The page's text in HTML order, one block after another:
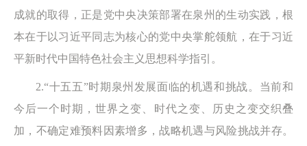
成就的取得，正是党中央决策部署在泉州的生动实践，根
本在于以习近平同志为核心的党中央掌舵领航，在于习近
平新时代中国特色社会主义思想科学指引。
2.“十五五”时期泉州发展面临的机遇和挑战。当前和
今后一个时期，世界之变、时代之变、历史之变交织叠
加，不确定难预料因素增多，战略机遇与风险挑战并存。